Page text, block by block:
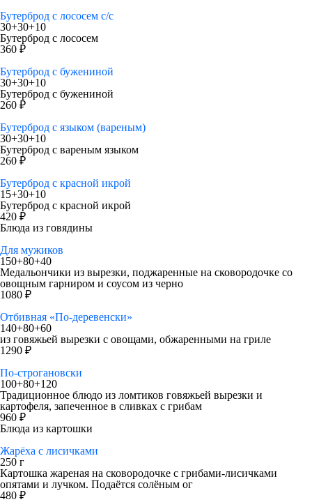
Бутерброд с лососем с/с
30+30+10
Бутерброд с лососем
360 ₽
Бутерброд с бужениной
30+30+10
Бутерброд с бужениной
260 ₽
Бутерброд с языком (вареным)
30+30+10
Бутерброд с вареным языком
260 ₽
Бутерброд с красной икрой
15+30+10
Бутерброд с красной икрой
420 ₽
Блюда из говядины
Для мужиков
150+80+40
Медальончики из вырезки, поджаренные на сковородочке со
овощным гарниром и соусом из черно
1080 ₽
Отбивная «По-деревенски»
140+80+60
из говяжьей вырезки с овощами, обжаренными на гриле
1290 ₽
По-строгановски
100+80+120
Традиционное блюдо из ломтиков говяжьей вырезки и
картофеля, запеченное в сливках с грибам
960 ₽
Блюда из картошки
Жарёха с лисичками
250 г
Картошка жареная на сковородочке с грибами-лисичками
опятами и лучком. Подаётся солёным ог
480 ₽